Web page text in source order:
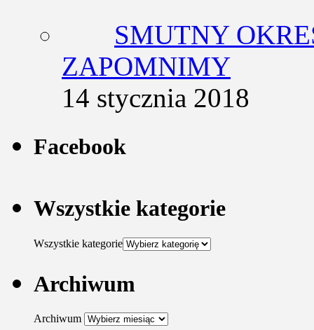
SMUTNY
ZAPOMNIMY
14 stycznia 2018
Facebook
Wszystkie kategorie
Wszystkie kategorie
Archiwum
Archiwum